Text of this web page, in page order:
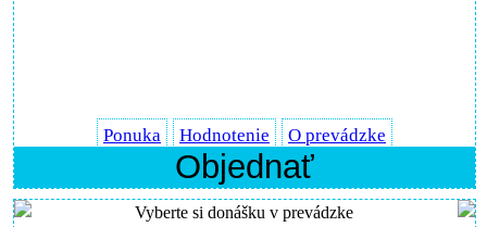
Ponuka Hodnotenie O prevádzke
Objednať
Vyberte si donášku v prevádzke